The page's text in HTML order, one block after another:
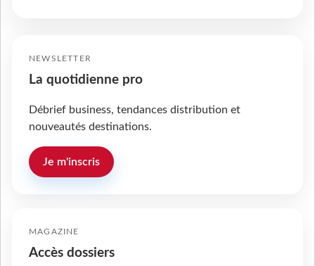
NEWSLETTER
La quotidienne pro
Débrief business, tendances distribution et
nouveautés destinations.
Je m'inscris
MAGAZINE
Accès dossiers